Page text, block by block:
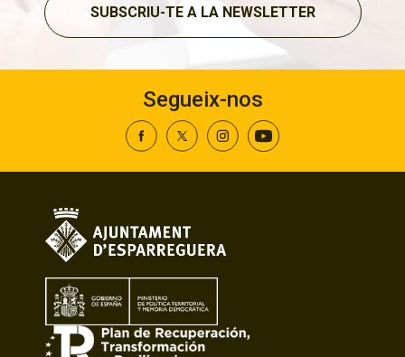
SUBSCRIU-TE A LA NEWSLETTER
Segueix-nos